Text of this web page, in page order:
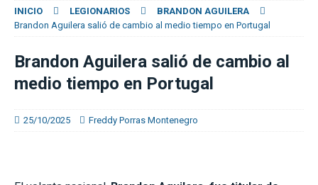
INICIO LEGIONARIOS
BRANDON AGUILERA
Brandon Aguilera salió de cambio al medio tiempo en Portugal
Brandon Aguilera salió de cambio al
medio tiempo en Portugal
25/10/2025 Freddy Porras Montenegro